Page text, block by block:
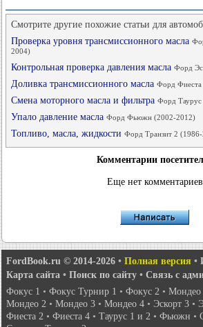
Смотрите другие похожие статьи для
Проверка уровня трансмиссионного масла
2004)
Контрольная проверка давления масла Форд
Доливка трансмиссионного масла Форд
Смена моторного масла и фильтра Форд
Упало давление масла Форд Фьюжн (2002-2012)
Топливо, масла, жидкости Форд Транзит 2 (1986-
Комментарии
Еще нет комментариев
FordBook.ru © 2014-2026 • Полная версия •
Карта сайта • Поиск по сайту • Связь с
Фокус 1 • Фокус Турнир 1 • Фокус 2 • Мондео
Мондео 2 • Мондео 3 • Мондео 4 • Эскорт 3 •
Фиеста 2 • Фиеста 4 • Таурус 1 и 2 • Фьюжн •